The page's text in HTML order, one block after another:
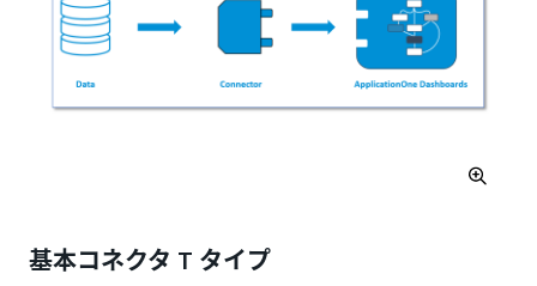
基本コネクタ T タイプ